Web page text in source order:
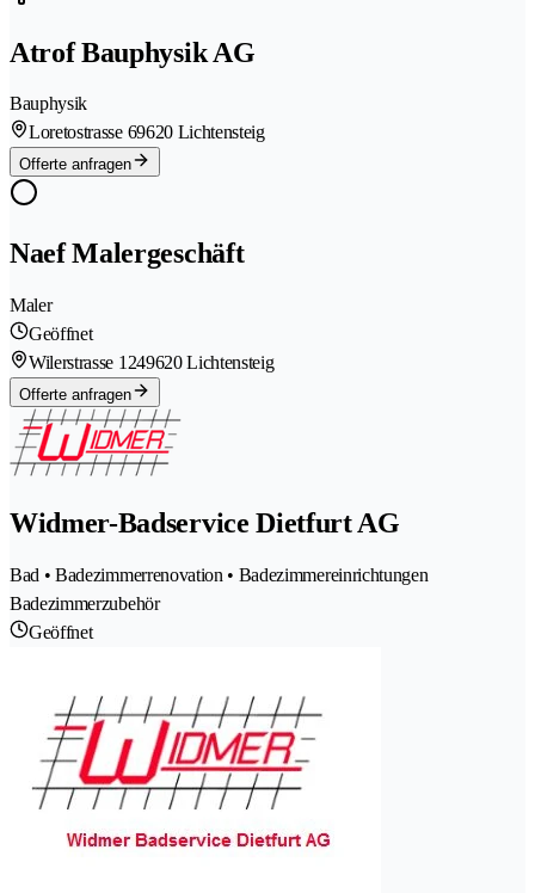
Atrof Bauphysik AG
Bauphysik
Loretostrasse 69620 Lichtensteig
Offerte anfragen
Naef Malergeschäft
Maler
Geöffnet
Wilerstrasse 1249620 Lichtensteig
Offerte anfragen
Widmer-Badservice Dietfurt AG
Bad • Badezimmerrenovation • Badezimmereinrichtungen
Badezimmerzubehör
Geöffnet